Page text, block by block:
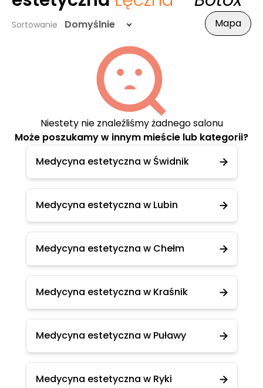
Sortowanie Domyślnie Mapa
Niestety nie znaleźliśmy żadnego salonu
Może poszukamy w innym mieście lub kategorii?
Medycyna estetyczna w Świdnik
Medycyna estetyczna w Lubin
Medycyna estetyczna w Chełm
Medycyna estetyczna w Kraśnik
Medycyna estetyczna w Puławy
Medycyna estetyczna w Ryki